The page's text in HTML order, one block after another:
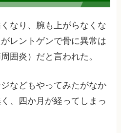
なり、腕も上がらなくな
レントゲンで骨に異常は
囲炎）だと言われた。
などもやってみたがなか
、四か月が経ってしまっ